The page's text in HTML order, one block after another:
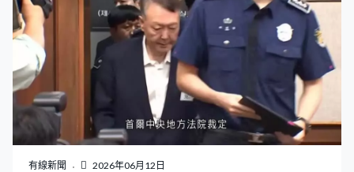
將他的臉塞進蛋糕。雖然男童放聲大哭，然而女子卻不以
為意，一邊輕挑說「對不起」，一邊把蛋糕拿起再次壓向
男童臉部。片中傳出其他人的笑聲，但都沒覺得不妥要上
前制止。 「蛋糕被撞凹了哈哈。」女事主的惡搞影片迅速
引發熱議，並被轉發到X、Threads等社群平台，憤怒的網
民起底該名試圖博流量的母親，是一名為住在福岡、年約
23歲的年輕媽媽，發現她與丈夫多次拍過類似的危險影
片，諸如試圖讓男童喝啤酒、在洗澡時將男童整個臉浸入
水中等。事引發關注後她迅速刪除所有社交帳號。 父任職
有線新聞 2026年06月12日